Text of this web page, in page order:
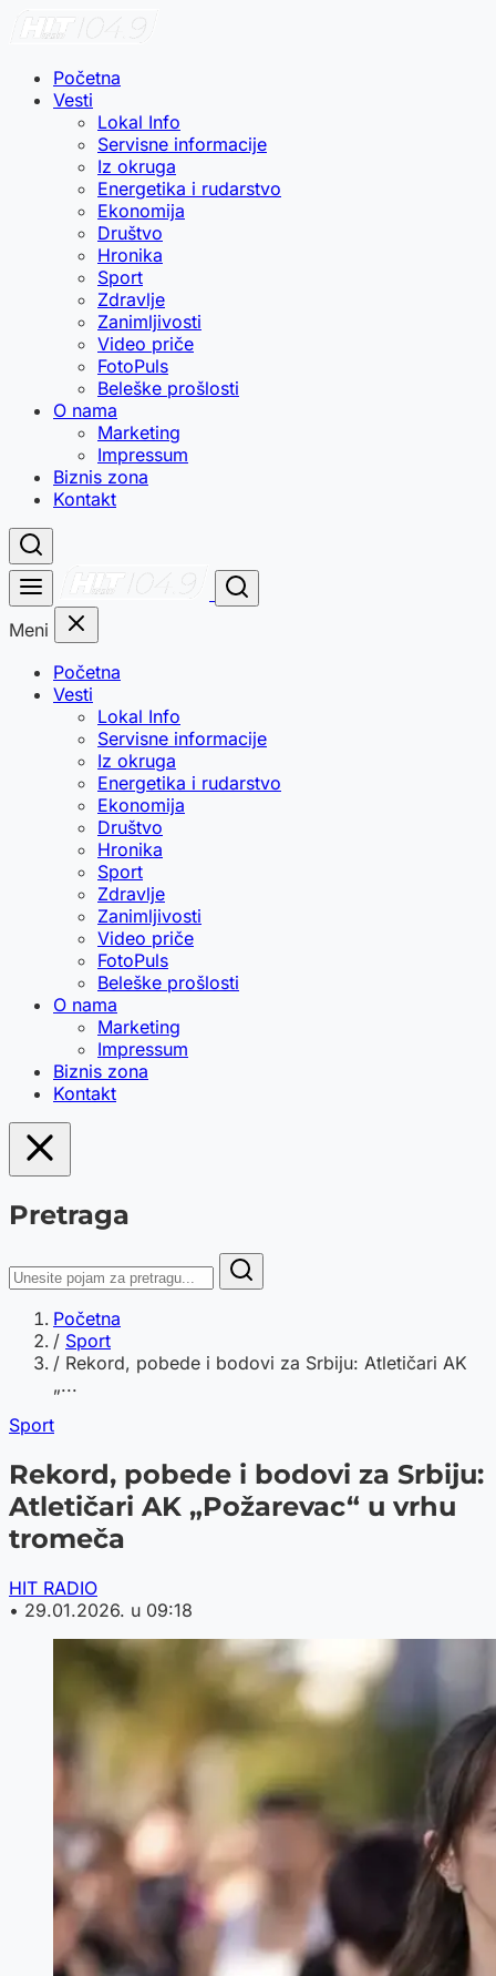
Početna
Vesti
Lokal Info
Servisne informacije
Iz okruga
Energetika i rudarstvo
Ekonomija
Društvo
Hronika
Sport
Zdravlje
Zanimljivosti
Video priče
FotoPuls
Beleške prošlosti
O nama
Marketing
Impressum
Biznis zona
Kontakt
Meni
Početna
Vesti
Lokal Info
Servisne informacije
Iz okruga
Energetika i rudarstvo
Ekonomija
Društvo
Hronika
Sport
Zdravlje
Zanimljivosti
Video priče
FotoPuls
Beleške prošlosti
O nama
Marketing
Impressum
Biznis zona
Kontakt
Pretraga
Početna
/ Sport
/ Rekord, pobede i bodovi za Srbiju: Atletičari AK
„...
Sport
Rekord, pobede i bodovi za Srbiju:
Atletičari AK „Požarevac“ u vrhu
tromeča
HIT RADIO
• 29.01.2026. u 09:18